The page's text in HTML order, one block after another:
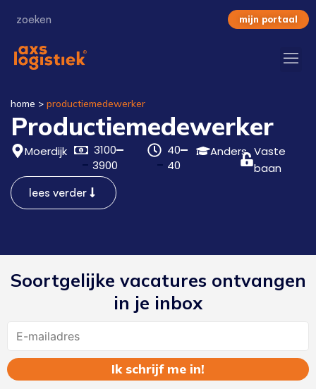
mijn portaal
home > productiemedewerker
Productiemedewerker
Moerdijk
3100
3900
40
40
Anders Vaste
baan
lees verder
Soortgelijke vacatures ontvangen
in je inbox